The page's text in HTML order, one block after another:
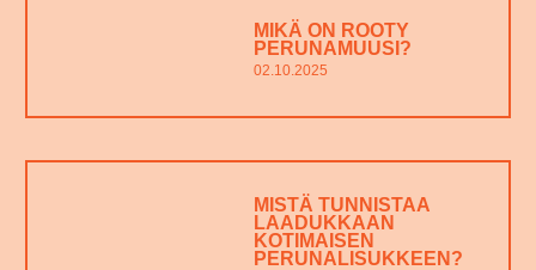
MIKÄ ON ROOTY
PERUNAMUUSI?
02.10.2025
MISTÄ TUNNISTAA
LAADUKKAAN
KOTIMAISEN
PERUNALISUKKEEN?